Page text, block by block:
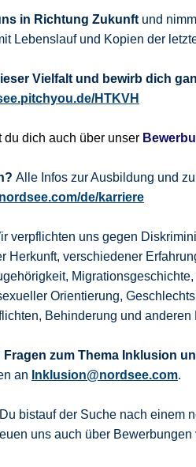
in Richtung Zukunft und
Lebenslauf und Kopien der
Vielfalt und bewirb dich
HTKVH
du dich auch über unser
Alle Infos zur Ausbildung und
de/karriere
verpflichten uns gegen
Herkunft, verschiedener
Orientierung,
Behinderung und anderen
Fragen zum Thema Inklusion
an Inklusion@nordsee.com.
Du bistauf der Suche nach einem
uns auch über Bewerbungen